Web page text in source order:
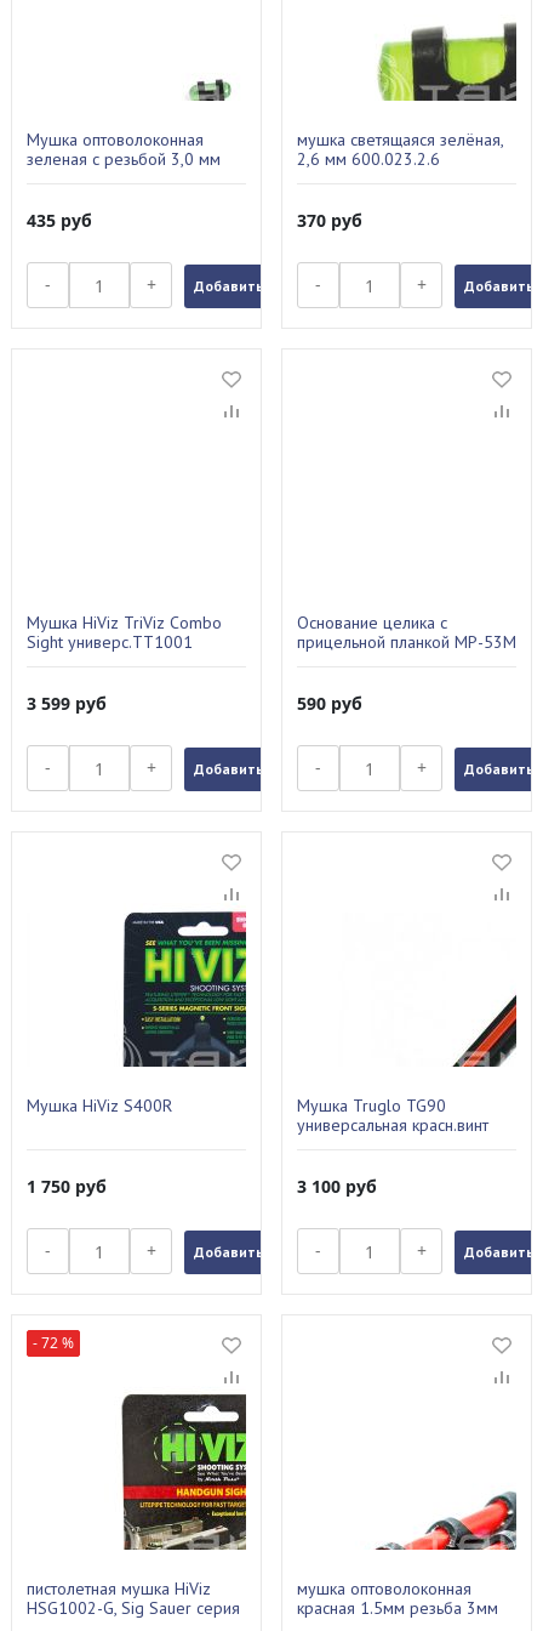
Мушка оптоволоконная
зеленая с резьбой 3,0 мм
435 руб
- + Добавить в заказ
мушка светящаяся зелёная,
2,6 мм 600.023.2.6
370 руб
- + Добавить
Мушка HiViz TriViz Combo
Sight универс.TT1001
3 599 руб
- + Добавить в заказ
Основание целика с
прицельной планкой МР-53М
590 руб
- + Добавить
Мушка HiViz S400R
1 750 руб
- + Добавить в заказ
Мушка Truglo TG90
универсальная красн.винт
3 100 руб
- + Добавить
- 72 %
пистолетная мушка HiViz
HSG1002-G, Sig Sauer серия
мушка оптоволоконная
красная 1.5мм резьба 3мм